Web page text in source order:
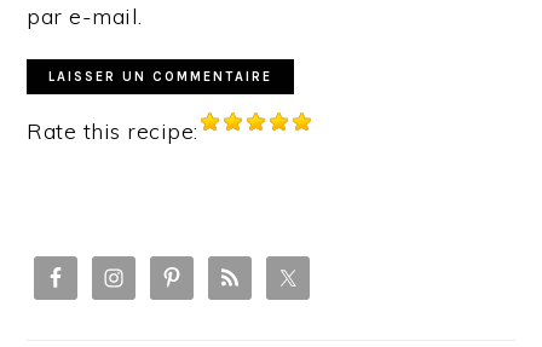
par e-mail.
Rate this recipe:
SIDEBAR